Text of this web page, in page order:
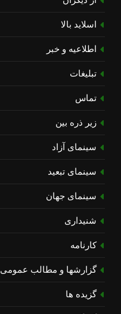
اسلاید بالا
اطلاعیه و خبر
تبلیغات
تماس
زیر ذره بین
سینمای آزاد
سینمای تبعید
سینمای جهان
شنیداری
کارنامه
گزارشها و مطالب عمومی
گزیده ها